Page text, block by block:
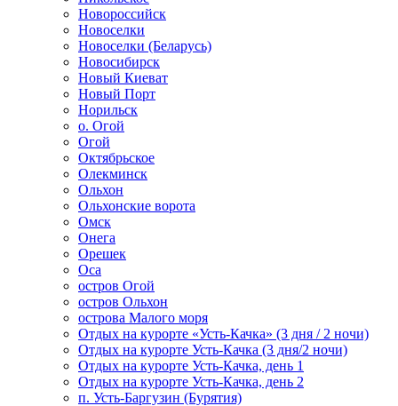
Новороссийск
Новоселки
Новоселки (Беларусь)
Новосибирск
Новый Киеват
Новый Порт
Норильск
о. Огой
Огой
Октябрьское
Олекминск
Ольхон
Ольхонские ворота
Омск
Онега
Орешек
Оса
остров Огой
остров Ольхон
острова Малого моря
Отдых на курорте «Усть-Качка» (3 дня / 2 ночи)
Отдых на курорте Усть-Качка (3 дня/2 ночи)
Отдых на курорте Усть-Качка, день 1
Отдых на курорте Усть-Качка, день 2
п. Усть-Баргузин (Бурятия)